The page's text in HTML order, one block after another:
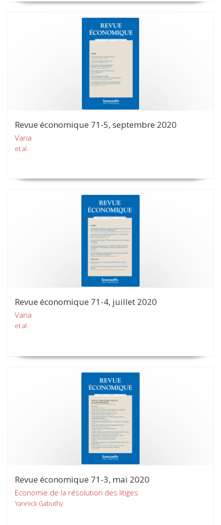
Revue économique 71-5, septembre 2020
Varia
et al.
Revue économique 71-4, juillet 2020
Varia
et al.
Revue économique 71-3, mai 2020
Economie de la résolution des litiges
Yannick Gabuthy